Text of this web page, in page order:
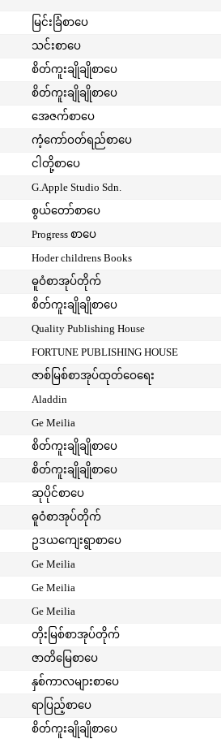
မြင်းခြံစာပေ
သင်းစာပေ
စိတ်ကူးချိုချိုစာပေ
စိတ်ကူးချိုချိုစာပေ
အေဇက်စာပေ
ကံ့ကော်ဝတ်ရည်စာပေ
ငါတို့စာပေ
G.Apple Studio Sdn.
စွယ်တော်စာပေ
Progress စာပေ
Hoder childrens Books
ဓူဝံစာအုပ်တိုက်
စိတ်ကူးချိုချိုစာပေ
Quality Publishing House
FORTUNE PUBLISHING HOUSE
ဇာစ်မြစ်စာအုပ်ထုတ်ဝေရေး
Aladdin
Ge Meilia
စိတ်ကူးချိုချိုစာပေ
စိတ်ကူးချိုချိုစာပေ
ဆုပိုင်စာပေ
ဓူဝံစာအုပ်တိုက်
ဥဒယကျေးရွာစာပေ
Ge Meilia
Ge Meilia
Ge Meilia
တိုးမြစ်စာအုပ်တိုက်
ဇာတိမြေစာပေ
နှစ်ကာလများစာပေ
ရာပြည့်စာပေ
စိတ်ကူးချိုချိုစာပေ